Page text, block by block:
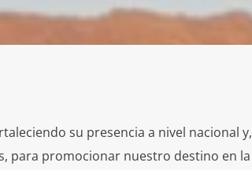
su presencia a nivel nacional
para promocionar nuestro destino en la